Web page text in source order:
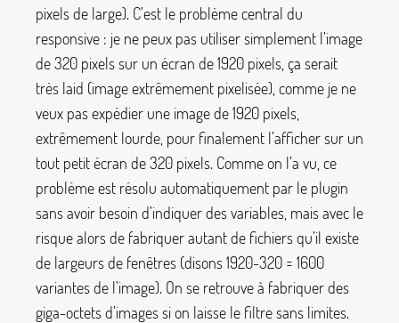
pixels de large). C’est le problème central du
responsive : je ne peux pas utiliser simplement l’image
de 320 pixels sur un écran de 1920 pixels, ça serait
très laid (image extrêmement pixelisée), comme je ne
veux pas expédier une image de 1920 pixels,
extrêmement lourde, pour finalement l’afficher sur un
tout petit écran de 320 pixels. Comme on l’a vu, ce
problème est résolu automatiquement par le plugin
sans avoir besoin d’indiquer des variables, mais avec le
risque alors de fabriquer autant de fichiers qu’il existe
de largeurs de fenêtres (disons 1920-320 = 1600
variantes de l’image). On se retrouve à fabriquer des
giga-octets d’images si on laisse le filtre sans limites.